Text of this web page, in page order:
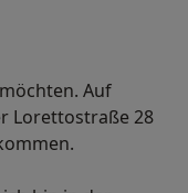
Auf
Lorettostraße 28